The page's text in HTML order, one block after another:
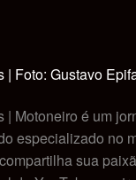
| Foto: Gustavo
| Motoneiro é um
especializado no
sua